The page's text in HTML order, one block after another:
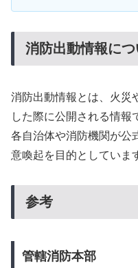
消防出動情報につ
消防出動情報とは、火災
した際に公開される情報
各自治体や消防機関が公
意喚起を目的としていま
参考
管轄消防本部